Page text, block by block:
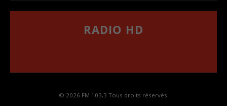
RADIO HD
© 2026 FM 103,3 Tous droits réservés.